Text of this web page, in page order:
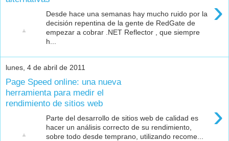
›
Desde hace una semanas hay mucho ruido por la
decisión repentina de la gente de RedGate de
empezar a cobrar .NET Reflector , que siempre
h...
lunes, 4 de abril de 2011
Page Speed online: una nueva
herramienta para medir el
rendimiento de sitios web
›
Parte del desarrollo de sitios web de calidad es
hacer un análisis correcto de su rendimiento,
sobre todo desde temprano, utilizando recome...